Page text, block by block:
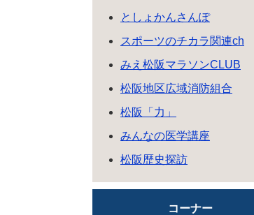
としょかんさんぽ
スポーツのチカラ関連ch
みえ松阪マラソンCLUB
松阪地区広域消防組合
松阪「力」
みんなの医学講座
松阪歴史探訪
コーナー